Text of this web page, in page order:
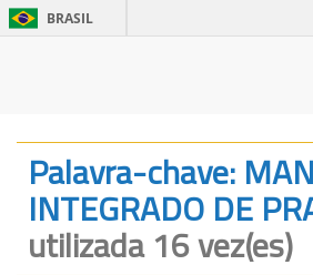
BRASIL
Palavra-chave:
INTEGRADO DE
utilizada 16 vez(es)